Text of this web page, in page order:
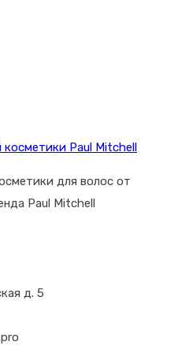
для волос от
Paul Mitchell
д. 5